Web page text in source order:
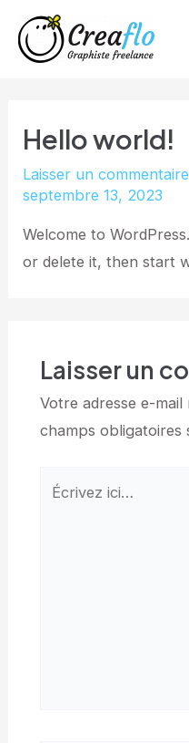
contenu
Hello world!
Laisser un commentaire
septembre 13, 2023
Welcome to
or delete it, then start
Laisser un
Votre adresse e-
champs obligatoires
Écrivez